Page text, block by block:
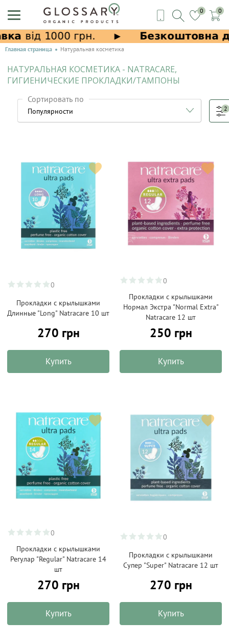
0 0
Главная страница Натуральная косметика
НАТУРАЛЬНАЯ КОСМЕТИКА - NATRACARE,
ГИГИЕНИЧЕСКИЕ ПРОКЛАДКИ/ТАМПОНЫ
Сортировать по
2
0
Прокладки с крылышками
Длинные "Long" Natracare 10 шт
270 грн
Купить
0
Прокладки с крылышками
Нормал Экстра "Normal Extra"
Natracare 12 шт
250 грн
Купить
0
Прокладки с крылышками
Регулар "Regular" Natracare 14
шт
270 грн
Купить
0
Прокладки с крылышками
Супер "Super" Natracare 12 шт
270 грн
Купить